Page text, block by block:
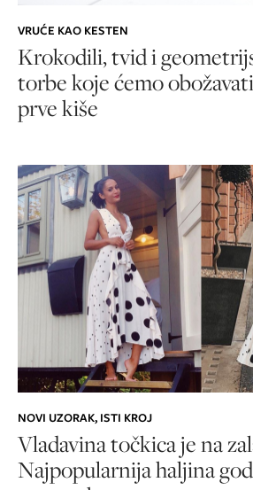
VRUĆE KAO KESTEN
Krokodili, tvid i
torbe koje ćemo
prve kiše
NOVI UZORAK, ISTI KROJ
Vladavina točkica je na
Najpopularnija haljina